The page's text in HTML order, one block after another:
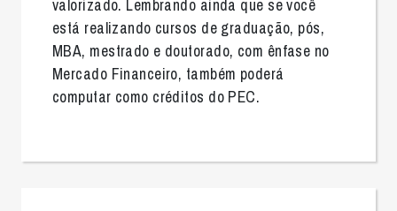
valorizado. Lembrando ainda que se você
está realizando cursos de graduação, pós,
MBA, mestrado e doutorado, com ênfase no
Mercado Financeiro, também poderá
computar como créditos do PEC.